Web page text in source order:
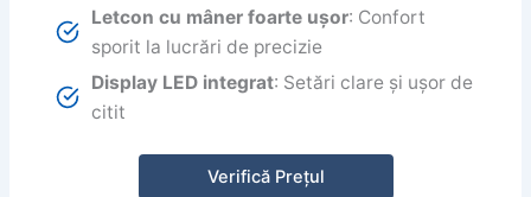
Letcon cu mâner foarte ușor: Confort
sporit la lucrări de precizie
Display LED integrat: Setări clare și ușor de
citit
Verifică Prețul